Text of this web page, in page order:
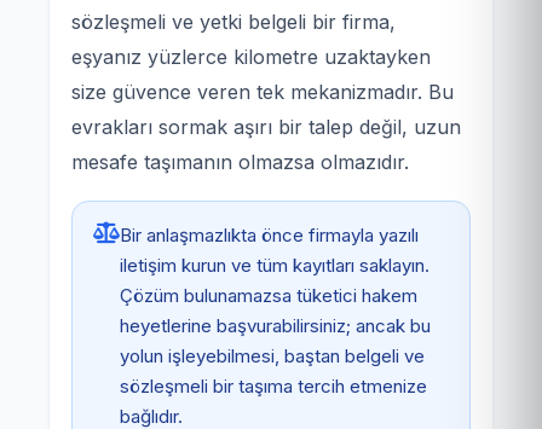
sözleşmeli ve yetki belgeli bir firma,
eşyanız yüzlerce kilometre uzaktayken
size güvence veren tek mekanizmadır. Bu
evrakları sormak aşırı bir talep değil, uzun
mesafe taşımanın olmazsa olmazıdır.
Bir anlaşmazlıkta önce firmayla yazılı
iletişim kurun ve tüm kayıtları saklayın.
Çözüm bulunamazsa tüketici hakem
heyetlerine başvurabilirsiniz; ancak bu
yolun işleyebilmesi, baştan belgeli ve
sözleşmeli bir taşıma tercih etmenize
bağlıdır.